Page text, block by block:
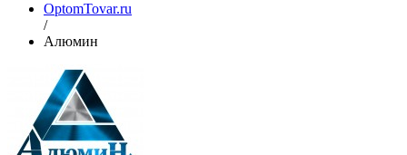
OptomTovar.ru
/
Алюмин